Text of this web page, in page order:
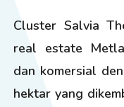
Cluster Salvia
real estate
dan komersial
hektar yang